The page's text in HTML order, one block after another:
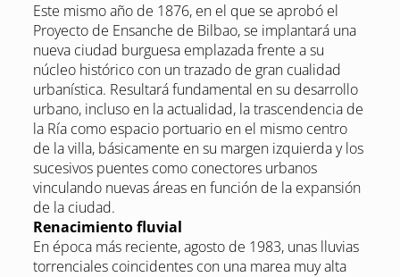
Este mismo año de 1876, en el que se aprobó el
Proyecto de Ensanche de Bilbao, se implantará una
nueva ciudad burguesa emplazada frente a su
núcleo histórico con un trazado de gran cualidad
urbanística. Resultará fundamental en su desarrollo
urbano, incluso en la actualidad, la trascendencia de
la Ría como espacio portuario en el mismo centro
de la villa, básicamente en su margen izquierda y los
sucesivos puentes como conectores urbanos
vinculando nuevas áreas en función de la expansión
de la ciudad.
Renacimiento fluvial
En época más reciente, agosto de 1983, unas lluvias
torrenciales coincidentes con una marea muy alta